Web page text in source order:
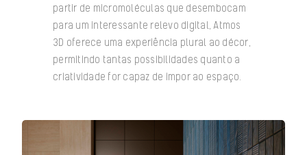
partir de micromoléculas que desembocam
para um interessante relevo digital, Atmos
3D oferece uma experiência plural ao décor,
permitindo tantas possibilidades quanto a
criatividade for capaz de impor ao espaço.